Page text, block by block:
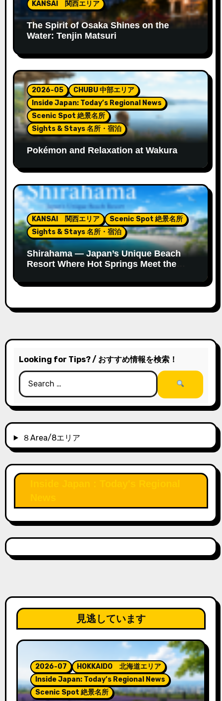
KANSAI 関西エリア
The Spirit of Osaka Shines on the
Water: Tenjin Matsuri
2026-05
CHUBU 中部エリア
Inside Japan: Today’s Regional News
Scenic Spot 絶景名所
Sights & Stays 名所・宿泊
Pokémon and Relaxation at Wakura
KANSAI 関西エリア
Scenic Spot 絶景名所
Sights & Stays 名所・宿泊
Shirahama — Japan’s Unique Beach
Resort Where Hot Springs Meet the
Looking for Tips? / おすすめ情報を検索！
８Area/8エリア
見逃しています
2026-07
HOKKAIDO 北海道エリア
Inside Japan: Today’s Regional News
Scenic Spot 絶景名所